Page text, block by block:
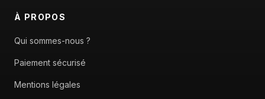
À PROPOS
Qui sommes-nous ?
Paiement sécurisé
Mentions légales